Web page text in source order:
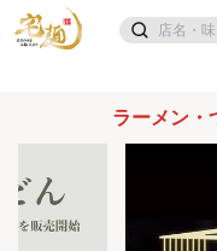
ラーメン・